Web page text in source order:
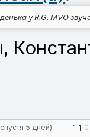
у R.G. MVO
5 дней) [-] 0